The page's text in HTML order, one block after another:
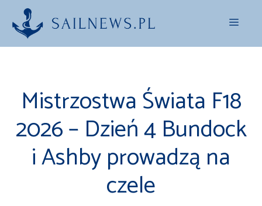
Przejdź
treści
Menu
Mistrzostwa Świata F18
2026 – Dzień 4 Bundock
i Ashby prowadzą na
czele